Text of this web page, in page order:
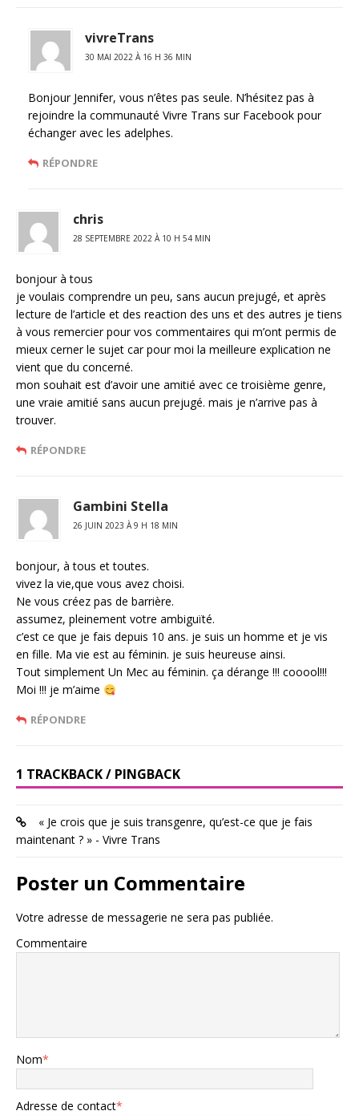
vivreTrans
30 MAI 2022 À 16 H 36 MIN
Bonjour Jennifer, vous n’êtes pas seule. N’hésitez pas à
rejoindre la communauté Vivre Trans sur Facebook pour
échanger avec les adelphes.
RÉPONDRE
chris
28 SEPTEMBRE 2022 À 10 H 54 MIN
bonjour à tous
je voulais comprendre un peu, sans aucun prejugé, et après
lecture de l’article et des reaction des uns et des autres je tiens
à vous remercier pour vos commentaires qui m’ont permis de
mieux cerner le sujet car pour moi la meilleure explication ne
vient que du concerné.
mon souhait est d’avoir une amitié avec ce troisième genre,
une vraie amitié sans aucun prejugé. mais je n’arrive pas à
trouver.
RÉPONDRE
Gambini Stella
26 JUIN 2023 À 9 H 18 MIN
bonjour, à tous et toutes.
vivez la vie,que vous avez choisi.
Ne vous créez pas de barrière.
assumez, pleinement votre ambiguïté.
c’est ce que je fais depuis 10 ans. je suis un homme et je vis
en fille. Ma vie est au féminin. je suis heureuse ainsi.
Tout simplement Un Mec au féminin. ça dérange !!! cooool!!!
Moi !!! je m’aime
RÉPONDRE
1 TRACKBACK / PINGBACK
« Je crois que je suis transgenre, qu’est-ce que je fais
maintenant ? » - Vivre Trans
Poster un Commentaire
Votre adresse de messagerie ne sera pas publiée.
Commentaire
Nom*
Adresse de contact*